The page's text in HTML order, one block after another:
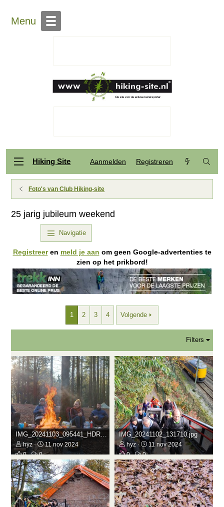
Menu
Hiking Site Aanmelden Registreren
Foto's van Club Hiking-site
25 jarig jubileum weekend
Navigatie
Registreeren meld je aan om geen Google-advertenties te
zien op het prikbord!
1 2 3 4 Volgende
Filters
hyz
11 nov 2024
0
0
IMG_20241102_131710.jpg
hyz
11 nov 2024
0
0